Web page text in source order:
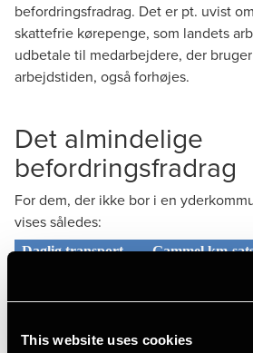
This website uses cookies
befordringsfradrag. Det er pt. uvist
skattefrie kørepenge, som landets
udbetale til medarbejdere, der
arbejdstiden, også forhøjes.
Det almindelige
befordringsfradrag
For dem, der ikke bor i en
vises således:
Daglig transport Gammel km-